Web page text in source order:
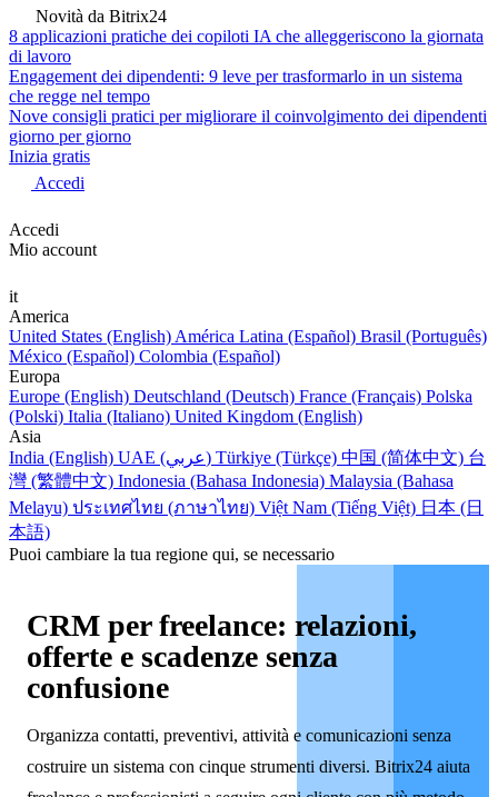
Novità da Bitrix24
8 applicazioni pratiche dei copiloti IA che alleggeriscono la giornata
di lavoro
Engagement dei dipendenti: 9 leve per trasformarlo in un sistema
che regge nel tempo
Nove consigli pratici per migliorare il coinvolgimento dei dipendenti
giorno per giorno
Inizia gratis
Accedi
Accedi
Mio account
it
America
United States (English) América Latina (Español) Brasil (Português)
México (Español) Colombia (Español)
Europa
Europe (English) Deutschland (Deutsch) France (Français) Polska
(Polski) Italia (Italiano) United Kingdom (English)
Asia
India (English)
UAE (عربي) Türkiye (Türkçe) 中国 (简体中文) 台
灣 (繁體中文) Indonesia (Bahasa Indonesia) Malaysia (Bahasa
Melayu) ประเทศไทย (ภาษาไทย) Việt Nam (Tiếng Việt) 日本 (日
本語)
Puoi cambiare la tua regione qui, se necessario
CRM per freelance: relazioni,
offerte e scadenze senza
confusione
Organizza contatti, preventivi, attività e comunicazioni senza
costruire un sistema con cinque strumenti diversi. Bitrix24 aiuta